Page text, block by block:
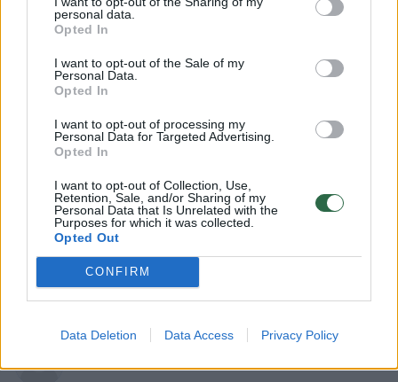
personal data.
Opted In
I want to opt-out of the Sale of my
Personal Data.
Opted In
I want to opt-out of processing my
Personal Data for Targeted Advertising.
Opted In
I want to opt-out of Collection, Use,
Retention, Sale, and/or Sharing of my
Personal Data that Is Unrelated with the
Purposes for which it was collected.
Opted Out
CONFIRM
Data Deletion Data Access Privacy Policy
Šiauliuose 86 metų vyro
vairuojamas „Opel“ sukėlė avariją
– automobilis apvirto ant stogo
2026 m. rugpjūčio 7 d. 10:02